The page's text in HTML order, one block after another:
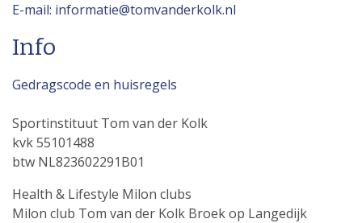
E-mail: informatie@tomvanderkolk.nl
Info
Gedragscode en huisregels
Sportinstituut Tom van der Kolk
kvk 55101488
btw NL823602291B01
Health & Lifestyle Milon clubs
Milon club Tom van der Kolk Broek op Langedijk